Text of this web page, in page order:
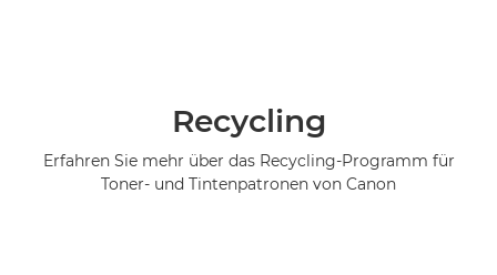
Recycling
Erfahren Sie mehr über das Recycling-Programm für
Toner- und Tintenpatronen von Canon